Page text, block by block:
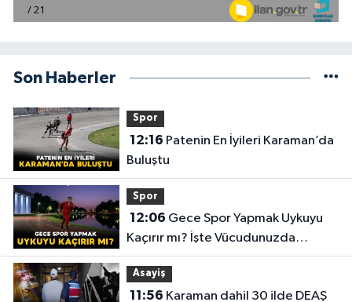
Son Haberler
Spor
12:16
Buluştu
Spor
12:06
Kaçırır mı? İşte Vücudunuzda
Yaşananlar!
Asayiş
11:56